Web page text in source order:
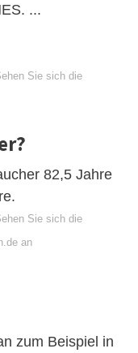
...
Sie sich die
82,5 Jahre
Sie sich die
an
zum Beispiel in